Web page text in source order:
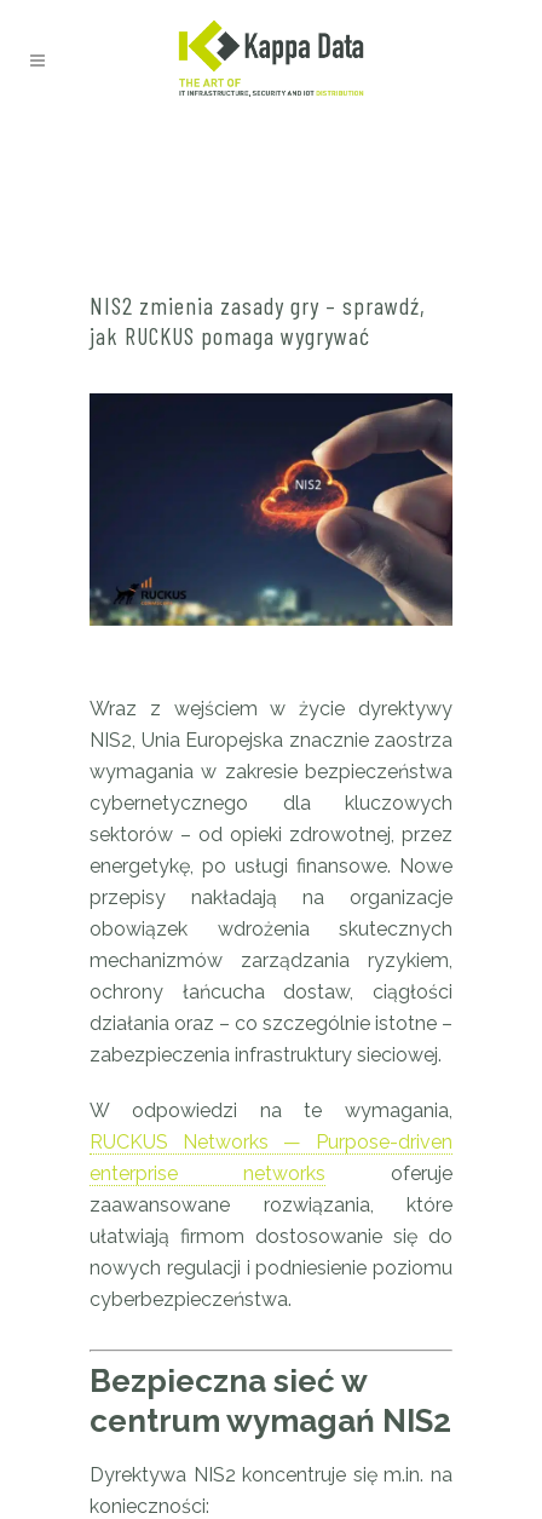
NIS2 zmienia zasady gry – sprawdź,
jak RUCKUS pomaga wygrywać
Wraz z wejściem w życie dyrektywy
NIS2, Unia Europejska znacznie zaostrza
wymagania w zakresie bezpieczeństwa
cybernetycznego dla kluczowych
sektorów – od opieki zdrowotnej, przez
energetykę, po usługi finansowe. Nowe
przepisy nakładają na organizacje
obowiązek wdrożenia skutecznych
mechanizmów zarządzania ryzykiem,
ochrony łańcucha dostaw, ciągłości
działania oraz – co szczególnie istotne –
zabezpieczenia infrastruktury sieciowej.
W odpowiedzi na te wymagania,
RUCKUS Networks — Purpose-driven
enterprise networks oferuje
zaawansowane rozwiązania, które
ułatwiają firmom dostosowanie się do
nowych regulacji i podniesienie poziomu
cyberbezpieczeństwa.
Bezpieczna sieć w
centrum wymagań NIS2
Dyrektywa NIS2 koncentruje się m.in. na
konieczności: